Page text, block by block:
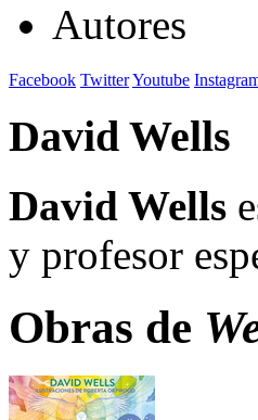
Autores
Facebook TwitterYoutube
David Wells
David Wells
y profesor
Obras de